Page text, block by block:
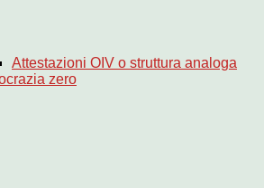
Attestazioni OIV o struttura analoga
zero